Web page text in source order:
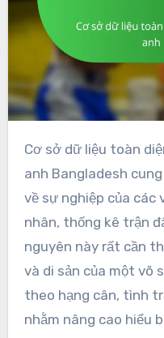
Cơ sở dữ liệu toàn diện về hồ sơ các võ sĩ quyền
anh Bangladesh
về sự nghiệp của các
nhân, thống kê trận
nguyên này rất cần
và di sản của một võ
theo hạng cân, tình
nhằm nâng cao hiểu